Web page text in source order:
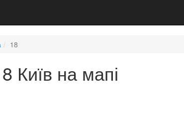
18
Київ на мапі